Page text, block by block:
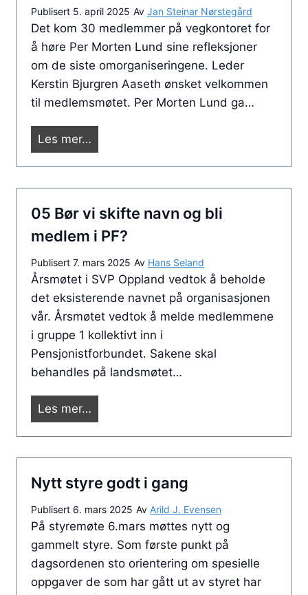
.
s
e
p
t
e
e
0
2
r
a
n
g
e
m
e
t
p
N
o
r
s
k
v
e
g
m
e
1
j
u
n
Publisert 5. april 2025 Av Jan Steinar Nørstegård
Det kom 30 medlemmer på vegkontoret for
å høre Per Morten Lund sine refleksjoner
om de siste omorganiseringene. Leder
Kerstin Bjurgren Aaseth ønsket velkommen
til medlemsmøtet. Per Morten Lund ga…
Les mer…
e
e
m
m
ø
t
e
3
.
a
p
i
l
t
i
l
b
a
k
05 Bør vi skifte navn og bli
medlem i PF?
Publisert 7. mars 2025 Av Hans Seland
Årsmøtet i SVP Oppland vedtok å beholde
det eksisterende navnet på organisasjonen
vår. Årsmøtet vedtok å melde medlemmene
i gruppe 1 kollektivt inn i
Pensjonistforbundet. Sakene skal
behandles på landsmøtet…
Les mer…
5
r
s
i
Nytt styre godt i gang
Publisert 6. mars 2025 Av Arild J. Evensen
På styremøte 6.mars møttes nytt og
gammelt styre. Som første punkt på
dagsordenen sto orientering om spesielle
oppgaver de som har gått ut av styret har